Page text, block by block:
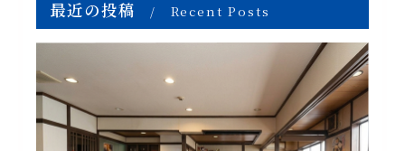
最近の投稿 Recent Posts